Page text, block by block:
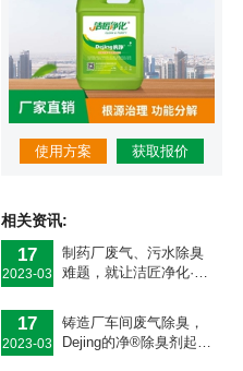
使用方案 获取报价
相关资讯:
17
2023-03
制药厂废气、污水除臭
难题，就让洁匠净化·的
17
2023-03
铸造厂车间废气除臭，
Dejing的净®除臭剂起什